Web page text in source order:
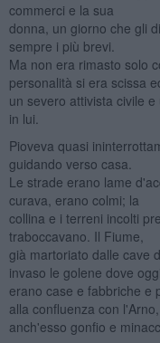
commerci e la sua
donna, un giorno che gli
sempre i più brevi.
Ma non era rimasto solo
personalità si era scissa
un severo attivista civile
in lui.
Pioveva quasi
guidando verso casa.
Le strade erano lame
curava, erano colmi; la
collina e i terreni incolti
traboccavano. Il Fiume,
già martoriato dalle cave
invaso le golene dove oggi
erano case e fabbriche e
alla confluenza con l'Arno,
anch'esso gonfio e